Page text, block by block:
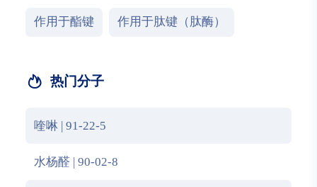
作用于酯键 作用于肽键（肽酶）
热门分子
喹啉 | 91-22-5
水杨醛 | 90-02-8